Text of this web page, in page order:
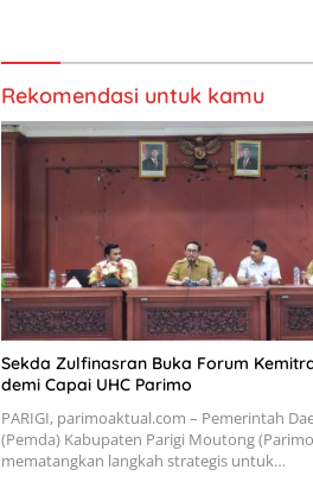
Rekomendasi untuk kamu
Sekda Zulfinasran Buka Forum
demi Capai UHC Parimo
PARIGI, parimoaktual.com – Pemerintah
(Pemda) Kabupaten Parigi Moutong
mematangkan langkah strategis untuk…